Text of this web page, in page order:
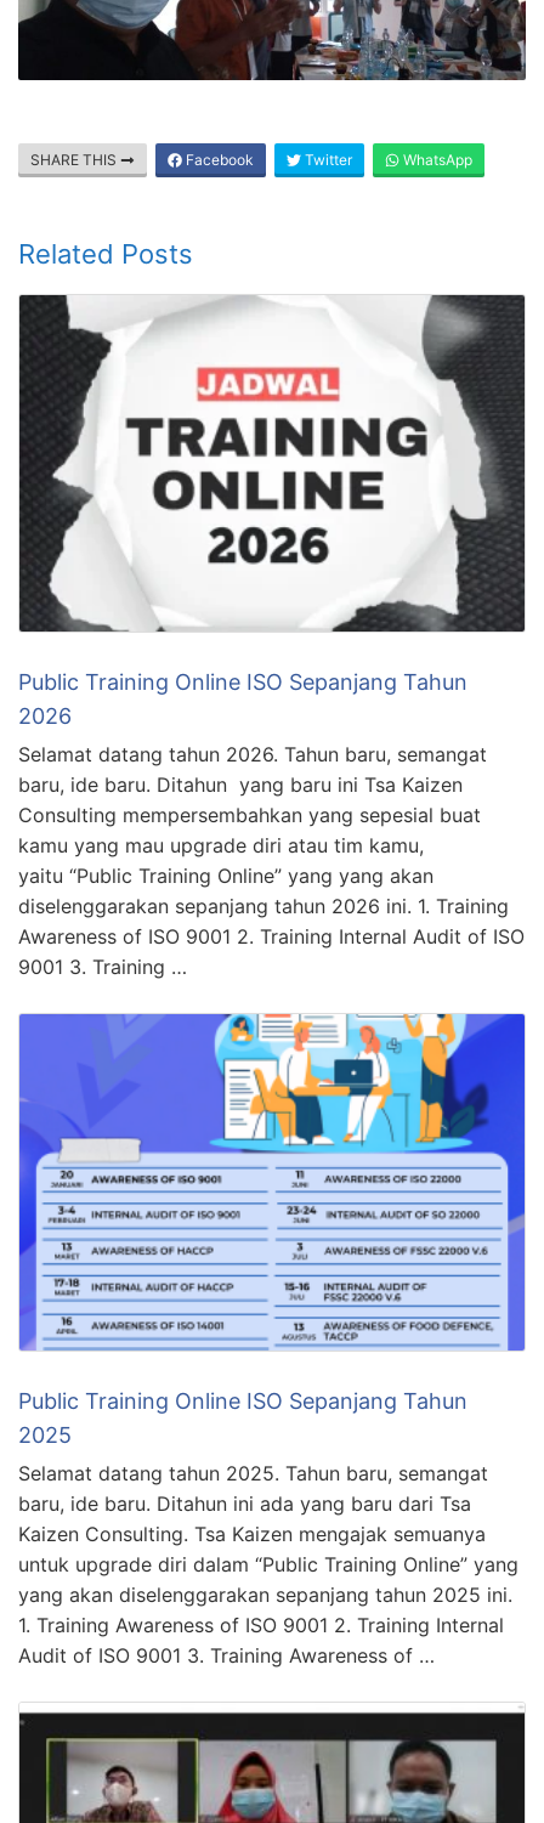
SHARE THIS Facebook Twitter WhatsApp
Related Posts
Public Training Online ISO Sepanjang Tahun
2026
Selamat datang tahun 2026. Tahun baru, semangat
baru, ide baru. Ditahun yang baru ini Tsa Kaizen
Consulting mempersembahkan yang sepesial buat
kamu yang mau upgrade diri atau tim kamu,
yaitu “Public Training Online” yang yang akan
diselenggarakan sepanjang tahun 2026 ini. 1. Training
Awareness of ISO 9001 2. Training Internal Audit of ISO
9001 3. Training …
Public Training Online ISO Sepanjang Tahun
2025
Selamat datang tahun 2025. Tahun baru, semangat
baru, ide baru. Ditahun ini ada yang baru dari Tsa
Kaizen Consulting. Tsa Kaizen mengajak semuanya
untuk upgrade diri dalam “Public Training Online” yang
yang akan diselenggarakan sepanjang tahun 2025 ini.
1. Training Awareness of ISO 9001 2. Training Internal
Audit of ISO 9001 3. Training Awareness of …